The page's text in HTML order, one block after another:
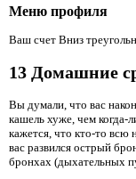
Меню профиля
Ваш счет Вниз
13 Домашние
Вы думали, что вас
кашель хуже, чем когда-
кажется, что кто-то всю
вас развился острый
бронхах (дыхательных